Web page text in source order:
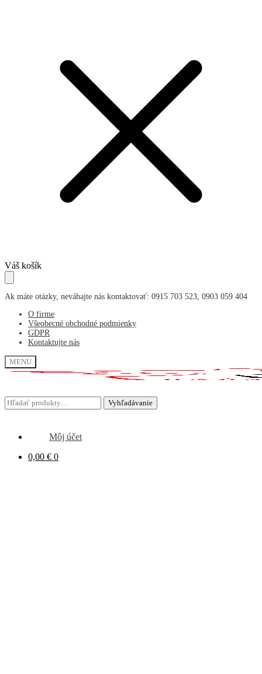
Skip
to
navigation
Skip
to
content
Váš košík
Ak máte otázky, neváhajte nás kontaktovať: 0915 703 523, 0903 059 404
O firme
Všeobecné obchodné podmienky
GDPR
Kontaktujte nás
MENU
Hľadať: Vyhľadávanie
Môj účet
0,00 € 0
Hľadať: Vyhľadávanie